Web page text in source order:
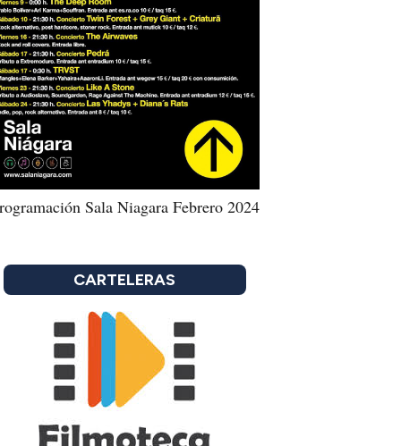
Sala Niagara Febrero 2024
CARTELERAS